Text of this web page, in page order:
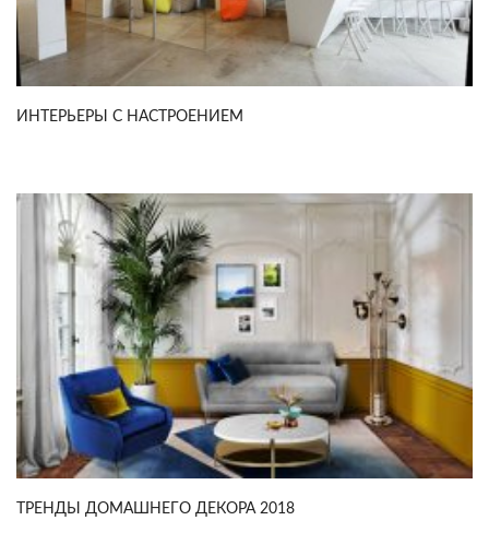
ИНТЕРЬЕРЫ С НАСТРОЕНИЕМ
ТРЕНДЫ ДОМАШНЕГО ДЕКОРА 2018